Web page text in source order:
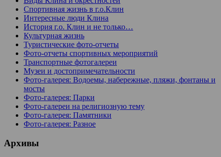
Спортивная жизнь в г.о.Клин
Интересные люди Клина
История г.о. Клин и не только…
Культурная жизнь
Туристические фото-отчеты
Фото-отчеты спортивных мероприятий
Транспортные фотогалереи
Музеи и достопримечательности
Фото-галерея: Водоемы, набережные, пляжи, фонтаны и
мосты
Фото-галерея: Парки
Фото-галереи на религиозную тему
Фото-галерея: Памятники
Фото-галерея: Разное
Архивы